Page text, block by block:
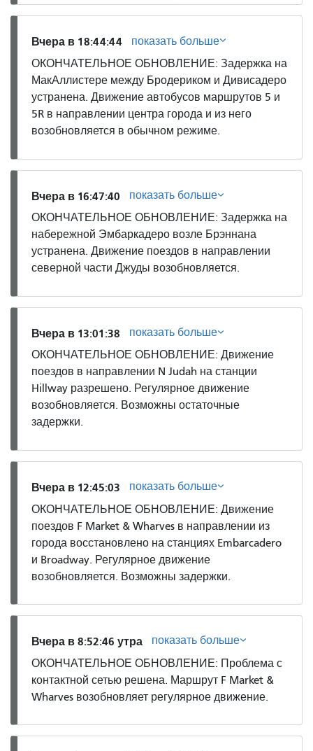
Вчера в 18:44:44
показать больше
ОКОНЧАТЕЛЬНОЕ ОБНОВЛЕНИЕ: Задержка на
МакАллистере между Бродериком и Дивисадеро
устранена. Движение автобусов маршрутов 5 и
5R в направлении центра города и из него
возобновляется в обычном режиме.
Вчера в 16:47:40
показать больше
ОКОНЧАТЕЛЬНОЕ ОБНОВЛЕНИЕ: Задержка на
набережной Эмбаркадеро возле Брэннана
устранена. Движение поездов в направлении
северной части Джуды возобновляется.
Вчера в 13:01:38
показать больше
ОКОНЧАТЕЛЬНОЕ ОБНОВЛЕНИЕ: Движение
поездов в направлении N Judah на станции
Hillway разрешено. Регулярное движение
возобновляется. Возможны остаточные
задержки.
Вчера в 12:45:03
показать больше
ОКОНЧАТЕЛЬНОЕ ОБНОВЛЕНИЕ: Движение
поездов F Market & Wharves в направлении из
города восстановлено на станциях Embarcadero
и Broadway. Регулярное движение
возобновляется. Возможны задержки.
Вчера в 8:52:46 утра
показать больше
ОКОНЧАТЕЛЬНОЕ ОБНОВЛЕНИЕ: Проблема с
контактной сетью решена. Маршрут F Market &
Wharves возобновляет регулярное движение.